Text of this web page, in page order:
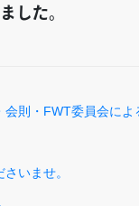
した。
則・FWT委員会に
いませ。